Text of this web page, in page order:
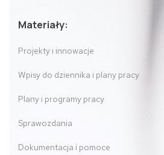
Materiały:
Projekty i innowacje
Wpisy do dziennika i plany pracy
Plany i programy pracy
Sprawozdania
Dokumentacja i pomoce